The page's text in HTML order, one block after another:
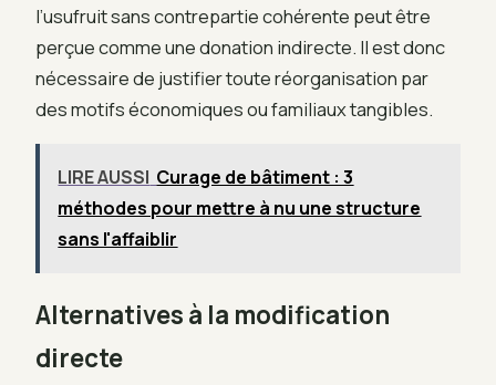
l’usufruit sans contrepartie cohérente peut être
perçue comme une donation indirecte. Il est donc
nécessaire de justifier toute réorganisation par
des motifs économiques ou familiaux tangibles.
LIRE AUSSI Curage de bâtiment : 3
méthodes pour mettre à nu une structure
sans l'affaiblir
Alternatives à la modification
directe